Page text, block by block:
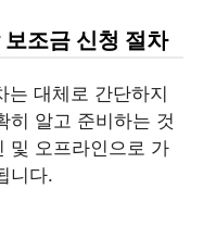
조금 신청 절차
는 대체로 간단하지
히 알고 준비하는 것
및 오프라인으로 가
니다.